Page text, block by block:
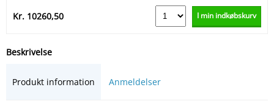
Kr. 10260,50 I min indkøbskurv
Beskrivelse
Produkt information Anmeldelser